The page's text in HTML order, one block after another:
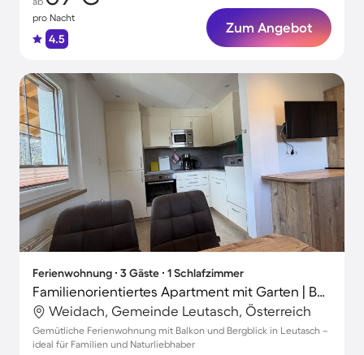
pro Nacht
4.5
Zum Angebot
Ferienwohnung ∙ 3 Gäste ∙ 1 Schlafzimmer
Familienorientiertes Apartment mit Garten | Bergblick
Weidach, Gemeinde Leutasch, Österreich
Gemütliche Ferienwohnung mit Balkon und Bergblick in Leutasch –
ideal für Familien und Naturliebhaber